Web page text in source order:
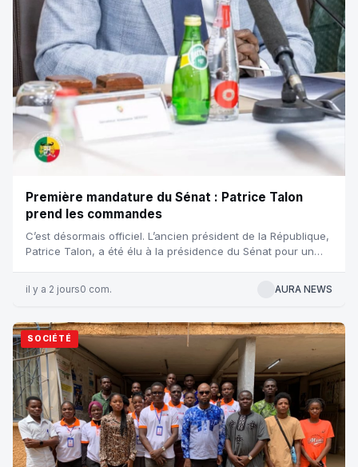
Première mandature du Sénat : Patrice Talon
prend les commandes
C’est désormais officiel. L’ancien président de la République,
Patrice Talon, a été élu à la présidence du Sénat pour un
il y a 2 jours0 com. AURA NEWS
SOCIÉTÉ